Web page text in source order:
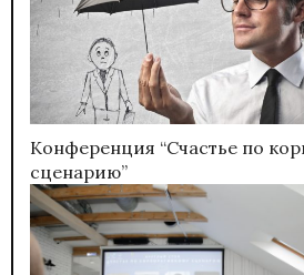
Конференция “Счастье по
сценарию”